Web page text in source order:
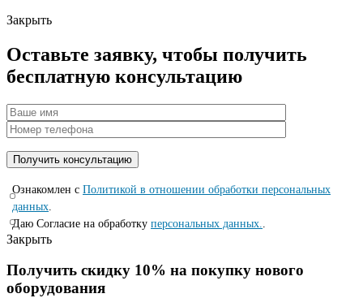
Закрыть
Оставьте заявку, чтобы получить
бесплатную консультацию
Ознакомлен с Политикой в отношении обработки персональных
данных
Даю Согласие на обработку персональных данных.
Закрыть
Получить скидку 10% на покупку нового
оборудования